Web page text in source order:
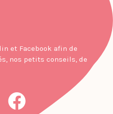
et Facebook afin de
nos petits conseils, de